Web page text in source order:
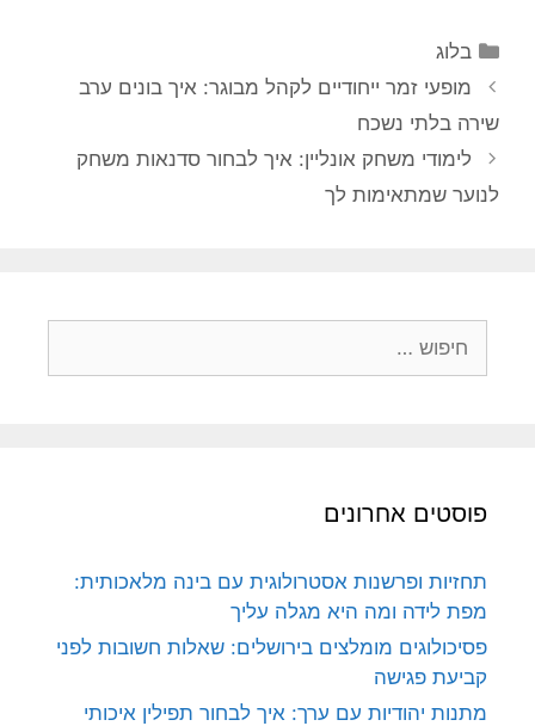
קטגוריות
בלוג
מופעי זמר ייחודיים לקהל מבוגר: איך בונים ערב
שירה בלתי נשכח
לימודי משחק אונליין: איך לבחור סדנאות משחק
לנוער שמתאימות לך
פוסטים אחרונים
תחזיות ופרשנות אסטרולוגית עם בינה מלאכותית:
מפת לידה ומה היא מגלה עליך
פסיכולוגים מומלצים בירושלים: שאלות חשובות לפני
קביעת פגישה
מתנות יהודיות עם ערך: איך לבחור תפילין איכותי